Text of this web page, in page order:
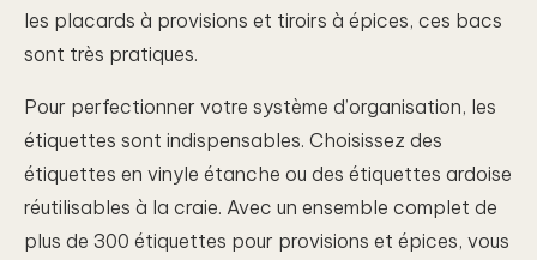
les placards à provisions et tiroirs à épices, ces bacs
sont très pratiques.
Pour perfectionner votre système d’organisation, les
étiquettes sont indispensables. Choisissez des
étiquettes en vinyle étanche ou des étiquettes ardoise
réutilisables à la craie. Avec un ensemble complet de
plus de 300 étiquettes pour provisions et épices, vous